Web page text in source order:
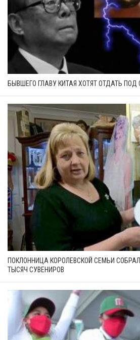
БЫВШЕГО ГЛАВУ КИТАЯ ХОТЯТ ОТДАТЬ ПОД
ПОКЛОННИЦА КОРОЛЕВСКОЙ СЕМЬИ
ТЫСЯЧ СУВЕНИРОВ